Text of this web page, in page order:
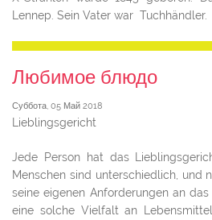
Lennep. Sein Vater war Tuchhändler.
Любимое блюдо
Суббота, 05 Май 2018
Lieblingsgericht
Jede Person hat das
Menschen sind unterschiedlich, und
seine eigenen Anforderungen an
eine solche Vielfalt an